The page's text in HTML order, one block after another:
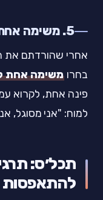
5. משימה אחת קטנה
בחרומשימה אחת
פינה אחת, לקרוא
למוח: "אני מסוגל,
להתאפסות